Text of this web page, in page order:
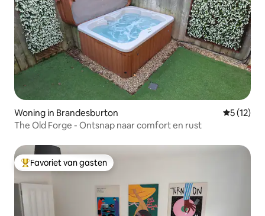
Woning in Brandesburton
5 (12)
The Old Forge - Ontsnap naar comfort en rust
Topfavoriet van gasten
Favoriet van gasten